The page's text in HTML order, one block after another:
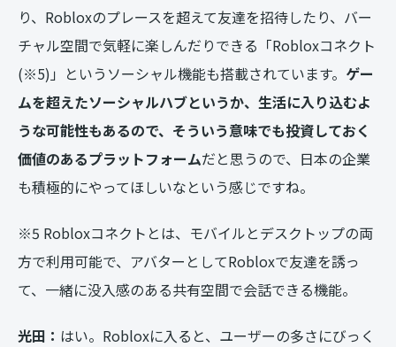
り、Robloxのプレースを超えて友達を招待したり、バー
チャル空間で気軽に楽しんだりできる「Robloxコネクト
(※5)」というソーシャル機能も搭載されています。 ゲー
ムを超えたソーシャルハブというか、生活に入り込むよ
うな可能性もあるので、そういう意味でも投資しておく
価値のあるプラットフォームだと思うので、日本の企業
も積極的にやってほしいなという感じですね。
※5 Robloxコネクトとは、モバイルとデスクトップの両
方で利用可能で、アバターとしてRobloxで友達を誘っ
て、一緒に没入感のある共有空間で会話できる機能。
光田： はい。Robloxに入ると、ユーザーの多さにびっく